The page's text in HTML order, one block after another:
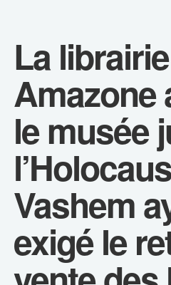
La librairie
Amazone
le musée
Vashem
exigé le